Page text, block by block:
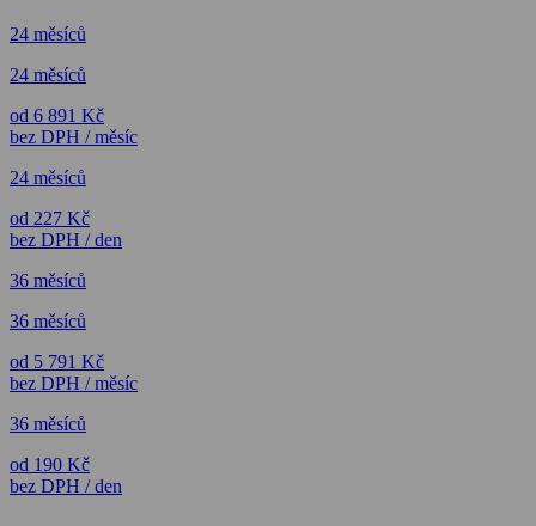
24 měsíců
24 měsíců
od 6 891 Kč
bez DPH / měsíc
24 měsíců
od 227 Kč
bez DPH / den
36 měsíců
36 měsíců
od 5 791 Kč
bez DPH / měsíc
36 měsíců
od 190 Kč
bez DPH / den